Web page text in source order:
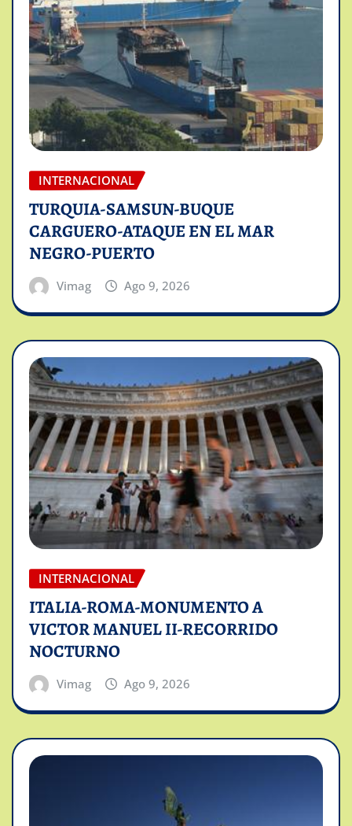
INTERNACIONAL
TURQUIA-SAMSUN-BUQUE
CARGUERO-ATAQUE EN EL MAR
NEGRO-PUERTO
Vimag Ago 9, 2026
INTERNACIONAL
ITALIA-ROMA-MONUMENTO A
VICTOR MANUEL II-RECORRIDO
NOCTURNO
Vimag Ago 9, 2026